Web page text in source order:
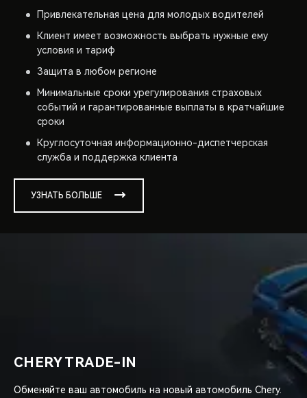
Привлекательная цена для молодых водителей
Клиент имеет возможность выбрать нужные ему
условия и тариф
Защита в любом регионе
Минимальные сроки урегулирования страховых
событий и гарантированные выплаты в кратчайшие
сроки
Круглосуточная информационно-диспетчерская
служба и поддержка клиента
УЗНАТЬ БОЛЬШЕ
CHERY TRADE-IN
Обменяйте ваш автомобиль на новый автомобиль Chery.